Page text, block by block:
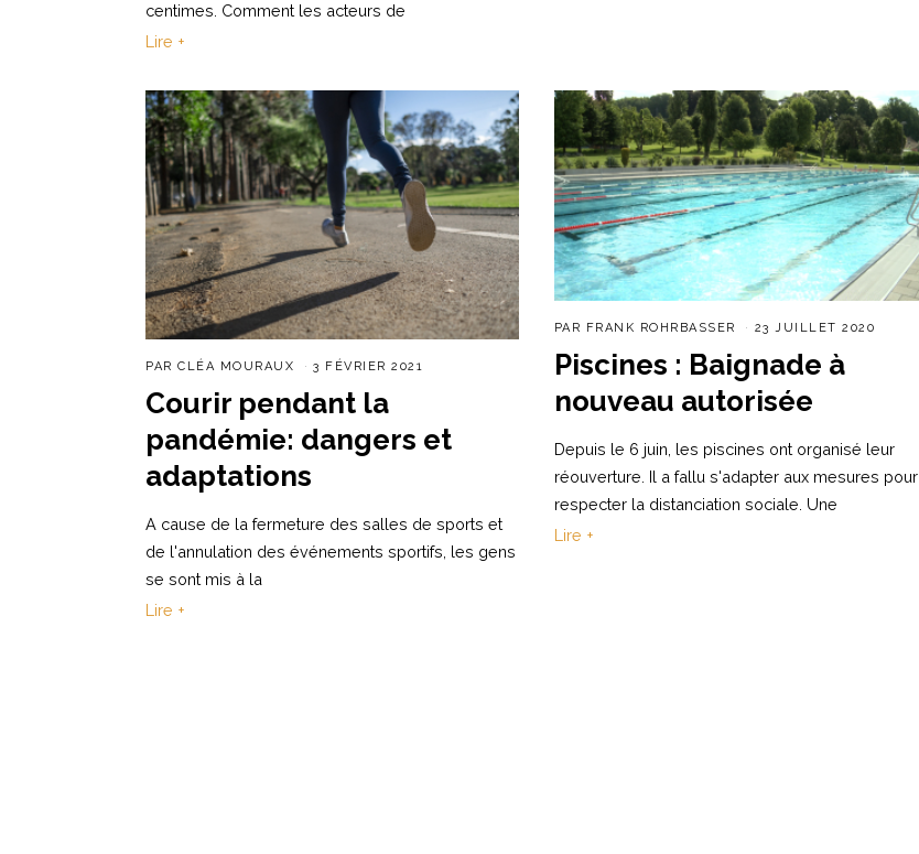
centimes. Comment les acteurs de
Lire +
PAR CLÉA MOURAUX 3 FÉVRIER 2021
Courir pendant la
pandémie: dangers et
adaptations
A cause de la fermeture des salles de sports et
de l'annulation des événements sportifs, les gens
se sont mis à la
Lire +
PAR FRANK ROHRBASSER 23 JUILLET 2020
Piscines : Baignade à
nouveau autorisée
Depuis le 6 juin, les piscines ont organisé leur
réouverture. Il a fallu s'adapter aux mesures pour
respecter la distanciation sociale. Une
Lire +